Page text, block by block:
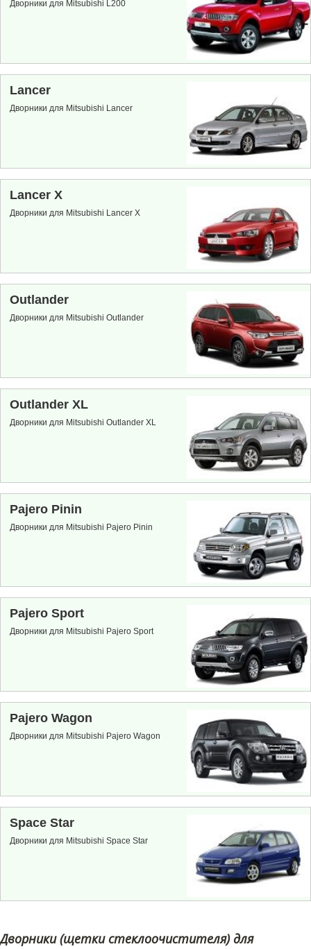
Дворники для Mitsubishi L200
Lancer
Дворники для Mitsubishi Lancer
Lancer X
Дворники для Mitsubishi Lancer X
Outlander
Дворники для Mitsubishi Outlander
Outlander XL
Дворники для Mitsubishi Outlander XL
Pajero Pinin
Дворники для Mitsubishi Pajero Pinin
Pajero Sport
Дворники для Mitsubishi Pajero Sport
Pajero Wagon
Дворники для Mitsubishi Pajero Wagon
Space Star
Дворники для Mitsubishi Space Star
Дворники (щетки стеклоочистителя) для